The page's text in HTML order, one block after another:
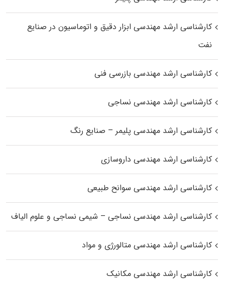
کارشناسی ارشد مهندسی ابزار دقیق و اتوماسیون در صنایع
نفت
کارشناسی ارشد مهندسی بازرسی فنی
کارشناسی ارشد مهندسی نساجی
کارشناسی ارشد مهندسی پلیمر – صنایع رنگ
کارشناسی ارشد مهندسی داروسازی
کارشناسی ارشد مهندسی سوانح طبیعی
کارشناسی ارشد مهندسی نساجی – شیمی نساجی و علوم الیاف
کارشناسی ارشد مهندسی متالورژی و مواد
کارشناسی ارشد مهندسی مکانیک